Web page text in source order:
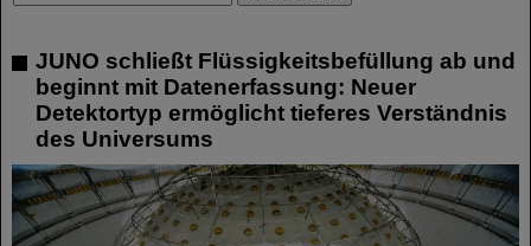
JUNO schließt Flüssigkeitsbefüllung ab und
beginnt mit Datenerfassung: Neuer
Detektortyp ermöglicht tieferes Verständnis
des Universums